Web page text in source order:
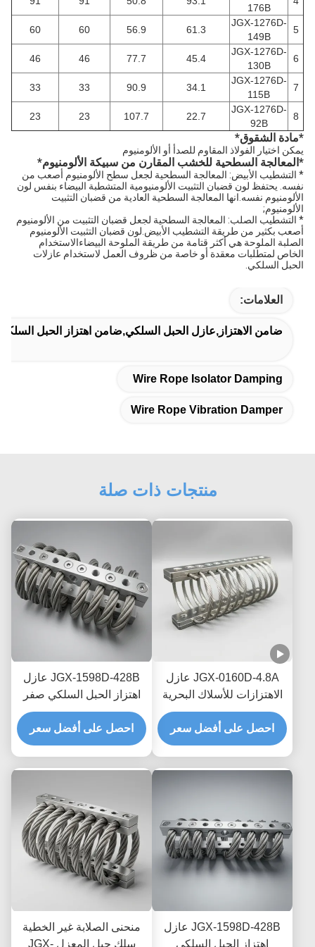
176B
5
JGX-1276D-
149B
61.3
56.9
60
60
6
JGX-1276D-
130B
45.4
77.7
46
46
7
JGX-1276D-
115B
34.1
90.9
33
33
8
JGX-1276D-
92B
22.7
107.7
23
23
مادة الشقوق*
يمكن اختيار الفولاذ المقاوم للصدأ أو الألومنيوم
المعالجة السطحية للخشب المقارن من سبيكة الألومنيوم*
* التشطيب الأبيض: المعالجة السطحية لجعل سطح الألومنيوم أصعب من
نفسه. يحتفظ لون قضبان التثبيت الألومنيومية المتشطبة البيضاء بنفس لون
الألومنيوم نفسه.انها المعالجة السطحية العادية من قضبان التثبيت
الألومنيوم;
* التشطيب الصلب: المعالجة السطحية لجعل قضبان التثبيت من الألومنيوم
أصعب بكثير من طريقة التشطيب الأبيض.لون قضبان التثبيت الألومنيوم
الصلبة الملوحة هي أكثر قتامة من طريقة الملوحة البيضاءالاستخدام
الخاص لمتطلبات معقدة أو خاصة من ظروف العمل لاستخدام عازلات
الحبل السلكي.
العلامات:
ضامن الاهتزاز,عازل الحبل السلكي,ضامن اهتزاز الحبل السلكي
Wire Rope Isolator Damping
Wire Rope Vibration Damper
منتجات ذات صلة
JGX-0160D-4.8A عازل
الاهتزازات للأسلاك البحرية
البحرية الخالية من الصيانة
احصل على أفضل سعر
JGX-1598D-428B عازل
اهتزاز الحبل السلكي صفر
الزحف التخفيف الاحتكاك
الخالي من الزيت لحماية
النقل البحري العابر
احصل على أفضل سعر
JGX-1598D-428B عازل
اهتزاز الحبل السلكي
منحنى الصلابة غير الخطية
سلك حبل المعزل JGX-